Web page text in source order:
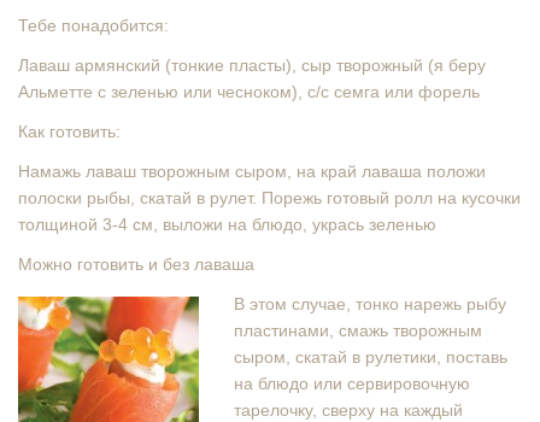
Тебе понадобится:
Лаваш армянский (тонкие пласты), сыр творожный (я беру
Альметте с зеленью или чесноком), с/с семга или форель
Как готовить:
Намажь лаваш творожным сыром, на край лаваша положи
полоски рыбы, скатай в рулет. Порежь готовый ролл на кусочки
толщиной 3-4 см, выложи на блюдо, укрась зеленью
Можно готовить и без лаваша
В этом случае, тонко нарежь рыбу
пластинами, смажь творожным
сыром, скатай в рулетики, поставь
на блюдо или сервировочную
тарелочку, сверху на каждый